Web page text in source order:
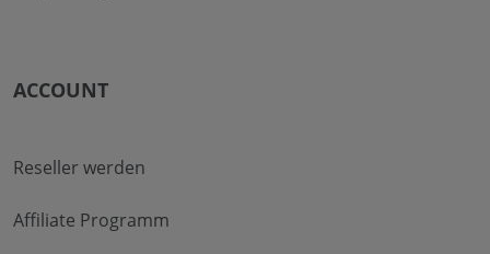
ACCOUNT
Reseller werden
Affiliate Programm